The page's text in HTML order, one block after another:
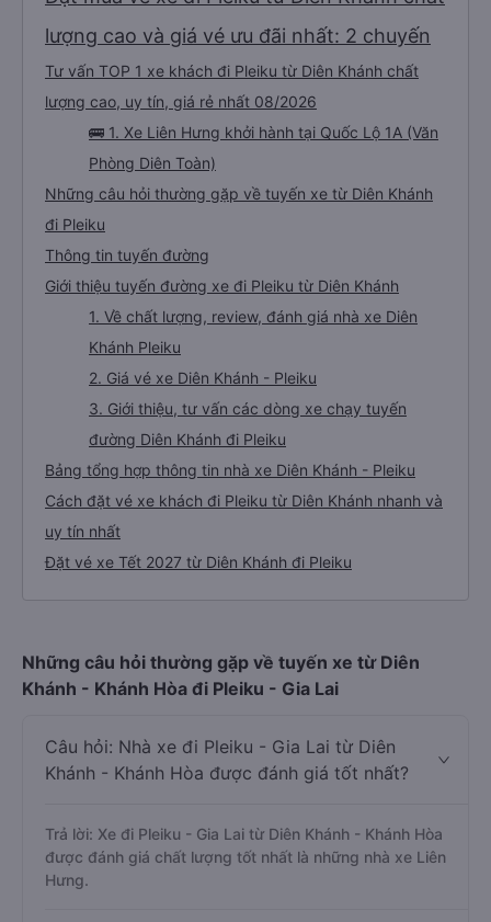
lượng cao và giá vé ưu đãi nhất: 2 chuyến
Tư vấn TOP 1 xe khách đi Pleiku từ Diên Khánh chất
lượng cao, uy tín, giá rẻ nhất 08/2026
🚌 1. Xe Liên Hưng khởi hành tại Quốc Lộ 1A (Văn
Phòng Diên Toàn)
Những câu hỏi thường gặp về tuyến xe từ Diên Khánh
đi Pleiku
Thông tin tuyến đường
Giới thiệu tuyến đường xe đi Pleiku từ Diên Khánh
1. Về chất lượng, review, đánh giá nhà xe Diên
Khánh Pleiku
2. Giá vé xe Diên Khánh - Pleiku
3. Giới thiệu, tư vấn các dòng xe chạy tuyến
đường Diên Khánh đi Pleiku
Bảng tổng hợp thông tin nhà xe Diên Khánh - Pleiku
Cách đặt vé xe khách đi Pleiku từ Diên Khánh nhanh và
uy tín nhất
Đặt vé xe Tết 2027 từ Diên Khánh đi Pleiku
Những câu hỏi thường gặp về tuyến xe từ Diên
Khánh - Khánh Hòa đi Pleiku - Gia Lai
Câu hỏi: Nhà xe đi Pleiku - Gia Lai từ Diên
Khánh - Khánh Hòa được đánh giá tốt nhất?
Trả lời: Xe đi Pleiku - Gia Lai từ Diên Khánh - Khánh Hòa
được đánh giá chất lượng tốt nhất là những nhà xe Liên
Hưng.